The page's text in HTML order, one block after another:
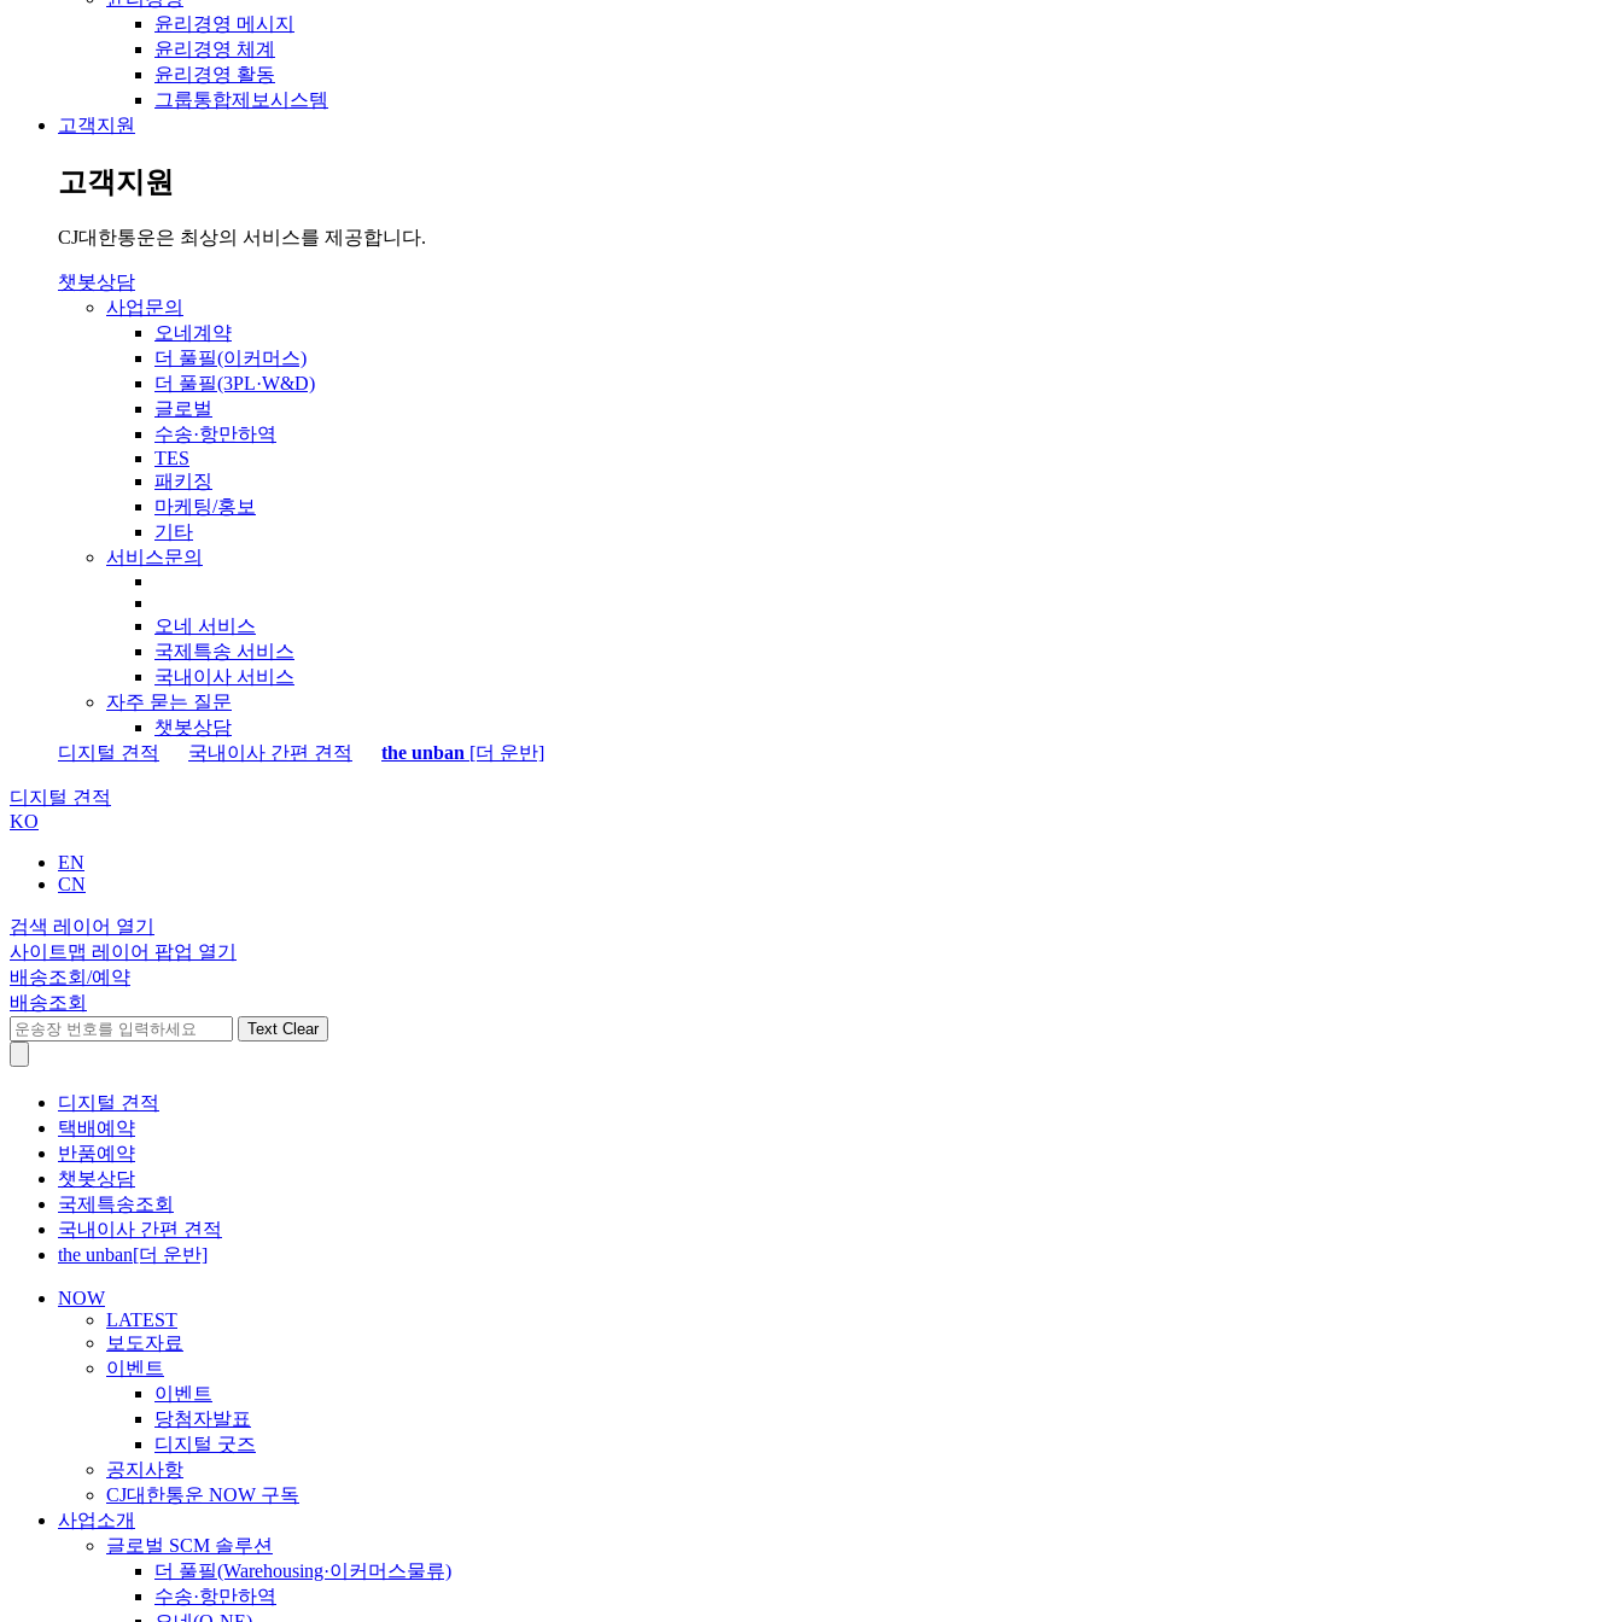
윤리경영 메시지
윤리경영 체계
윤리경영 활동
그룹통합제보시스템
고객지원
고객지원
CJ대한통운은 최상의 서비스를 제공합니다.
챗봇상담
사업문의
오네계약
더 풀필(이커머스)
더 풀필(3PL·W&D)
글로벌
수송·항만하역
TES
패키징
마케팅/홍보
기타
서비스문의
오네 서비스
국제특송 서비스
국내이사 서비스
자주 묻는 질문
챗봇상담
디지털 견적
국내이사 간편 견적 the unban [더 운반]
디지털 견적
KO
EN
CN
검색 레이어 열기
사이트맵 레이어 팝업 열기
배송조회/예약
배송조회
Text Clear
디지털 견적
택배예약
반품예약
챗봇상담
국제특송조회
국내이사 간편 견적
the unban[더 운반]
NOW
LATEST
보도자료
이벤트
이벤트
당첨자발표
디지털 굿즈
공지사항
CJ대한통운 NOW 구독
사업소개
글로벌 SCM 솔루션
더 풀필(Warehousing·이커머스물류)
수송·항만하역